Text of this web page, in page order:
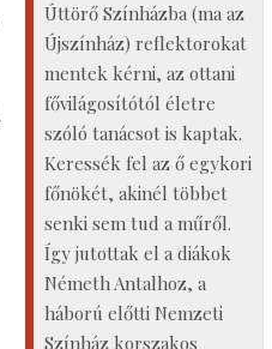
Úttörő Színházba (ma az
Újszínház) reflektorokat
mentek kérni, az ottani
fővilágosítótól életre
szóló tanácsot is kaptak.
Keressék fel az ő egykori
főnökét, akinél többet
senki sem tud a műről.
Így jutottak el a diákok
Németh Antalhoz, a
háború előtti Nemzeti
Színház korszakos